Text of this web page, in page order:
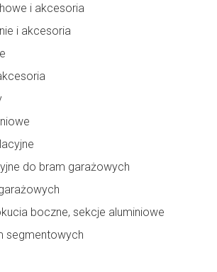
i akcesoria
i akcesoria
do bram garażowych
boczne, sekcje aluminiowe
segmentowych